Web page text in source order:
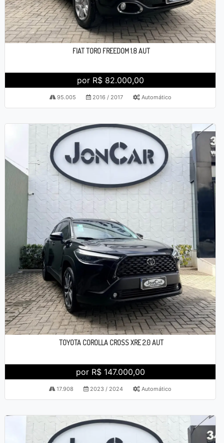
FIAT TORO FREEDOM 1.8 AUT
por R$ 82.000,00
95.005 2016 / 2017 Automático
TOYOTA COROLLA CROSS XRE 2.0 AUT
por R$ 147.000,00
17.908 2023 / 2024 Automático